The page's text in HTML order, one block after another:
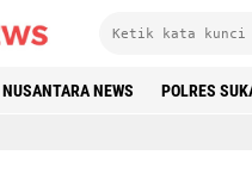
NUSANTARA NEWS POLRES